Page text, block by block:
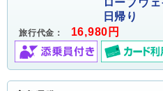
ロープウ
日帰り
旅行代金： 16,980円